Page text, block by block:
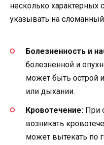
несколько характерных
указывать на
Болезненность и
болезненной и
может быть острой
или дыхании.
Кровотечение: При
возникать
может вытекать по